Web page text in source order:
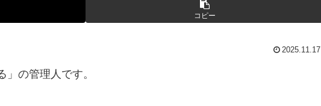
コピー
2025.11.17
の管理人です。